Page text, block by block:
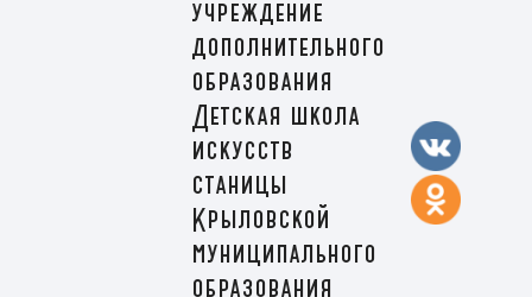
учреждение
дополнительного
образования
Детская школа
искусств
станицы
Крыловской
муниципального